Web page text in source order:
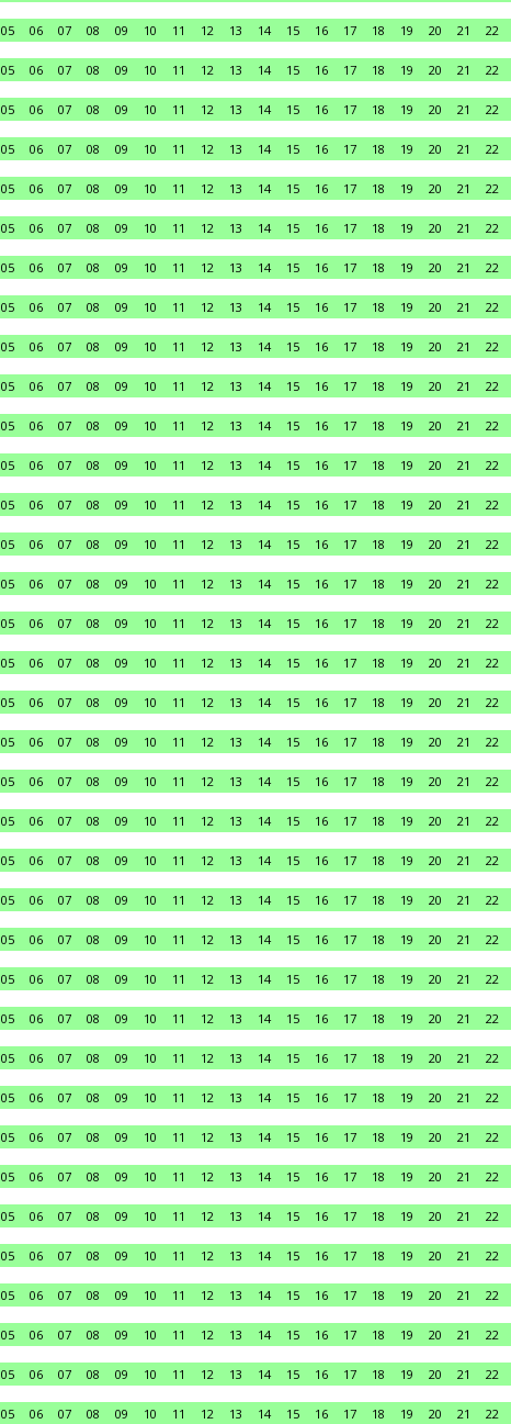
05 06 07 08 09 10 11 12 13 14 15 16 17 18 19 20 21 22
05 06 07 08 09 10 11 12 13 14 15 16 17 18 19 20 21 22
05 06 07 08 09 10 11 12 13 14 15 16 17 18 19 20 21 22
05 06 07 08 09 10 11 12 13 14 15 16 17 18 19 20 21 22
05 06 07 08 09 10 11 12 13 14 15 16 17 18 19 20 21 22
05 06 07 08 09 10 11 12 13 14 15 16 17 18 19 20 21 22
05 06 07 08 09 10 11 12 13 14 15 16 17 18 19 20 21 22
05 06 07 08 09 10 11 12 13 14 15 16 17 18 19 20 21 22
05 06 07 08 09 10 11 12 13 14 15 16 17 18 19 20 21 22
05 06 07 08 09 10 11 12 13 14 15 16 17 18 19 20 21 22
05 06 07 08 09 10 11 12 13 14 15 16 17 18 19 20 21 22
05 06 07 08 09 10 11 12 13 14 15 16 17 18 19 20 21 22
05 06 07 08 09 10 11 12 13 14 15 16 17 18 19 20 21 22
05 06 07 08 09 10 11 12 13 14 15 16 17 18 19 20 21 22
05 06 07 08 09 10 11 12 13 14 15 16 17 18 19 20 21 22
05 06 07 08 09 10 11 12 13 14 15 16 17 18 19 20 21 22
05 06 07 08 09 10 11 12 13 14 15 16 17 18 19 20 21 22
05 06 07 08 09 10 11 12 13 14 15 16 17 18 19 20 21 22
05 06 07 08 09 10 11 12 13 14 15 16 17 18 19 20 21 22
05 06 07 08 09 10 11 12 13 14 15 16 17 18 19 20 21 22
05 06 07 08 09 10 11 12 13 14 15 16 17 18 19 20 21 22
05 06 07 08 09 10 11 12 13 14 15 16 17 18 19 20 21 22
05 06 07 08 09 10 11 12 13 14 15 16 17 18 19 20 21 22
05 06 07 08 09 10 11 12 13 14 15 16 17 18 19 20 21 22
05 06 07 08 09 10 11 12 13 14 15 16 17 18 19 20 21 22
05 06 07 08 09 10 11 12 13 14 15 16 17 18 19 20 21 22
05 06 07 08 09 10 11 12 13 14 15 16 17 18 19 20 21 22
05 06 07 08 09 10 11 12 13 14 15 16 17 18 19 20 21 22
05 06 07 08 09 10 11 12 13 14 15 16 17 18 19 20 21 22
05 06 07 08 09 10 11 12 13 14 15 16 17 18 19 20 21 22
05 06 07 08 09 10 11 12 13 14 15 16 17 18 19 20 21 22
05 06 07 08 09 10 11 12 13 14 15 16 17 18 19 20 21 22
05 06 07 08 09 10 11 12 13 14 15 16 17 18 19 20 21 22
05 06 07 08 09 10 11 12 13 14 15 16 17 18 19 20 21 22
05 06 07 08 09 10 11 12 13 14 15 16 17 18 19 20 21 22
05 06 07 08 09 10 11 12 13 14 15 16 17 18 19 20 21 22